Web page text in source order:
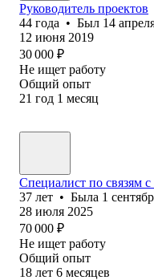
Руководитель проектов
44 года • Был 14
12 июня 2019
30 000 ₽
Не ищет работу
Общий опыт
21 год 1 месяц
Специалист по связям
37 лет • Была 1
28 июля 2025
70 000 ₽
Не ищет работу
Общий опыт
18 лет 6 месяцев